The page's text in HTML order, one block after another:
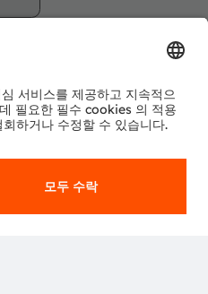
구독하기